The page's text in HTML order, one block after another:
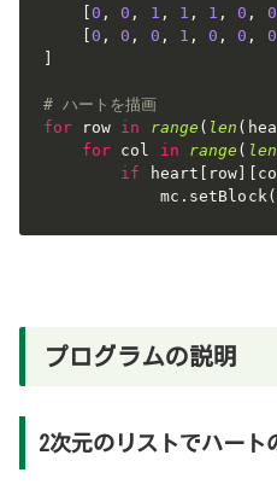
0 , 0 , 1 , 1 , 1 , 0 , 0
0 , 0 , 0 , 1 , 0 , 0 , 0
# ハートを描画
for row in range ( len (
for col in range ( len
if heart row
            mc
. setBlock (
プログラムの説明
2次元のリストでハート